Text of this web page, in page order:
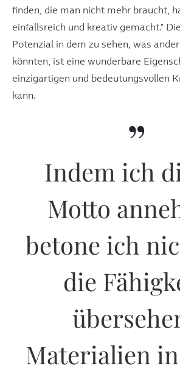
finden, die man nicht mehr braucht,
einfallsreich und kreativ gemacht."
Potenzial in dem zu sehen, was
könnten, ist eine wunderbare
einzigartigen und bedeutungsvollen
kann.
”
Indem ich
Motto
betone ich
die
Materialien